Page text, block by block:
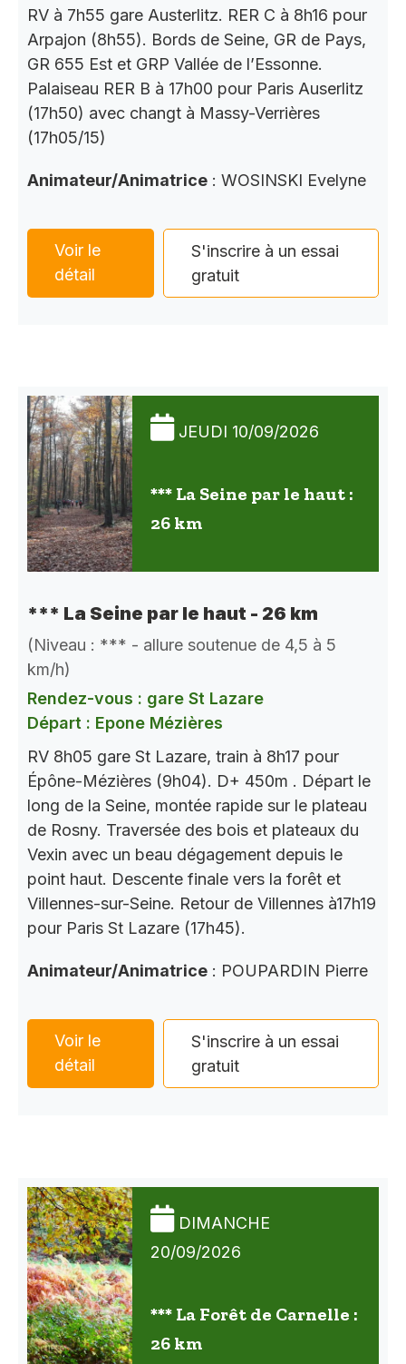
RV à 7h55 gare Austerlitz. RER C à 8h16 pour
Arpajon (8h55). Bords de Seine, GR de Pays,
GR 655 Est et GRP Vallée de l’Essonne.
Palaiseau RER B à 17h00 pour Paris Auserlitz
(17h50) avec changt à Massy-Verrières
(17h05/15)
Animateur/Animatrice : WOSINSKI Evelyne
Voir le
détail
S'inscrire à un essai
gratuit
JEUDI 10/09/2026
*** La Seine par le haut :
26 km
*** La Seine par le haut - 26 km
(Niveau : *** - allure soutenue de 4,5 à 5
km/h)
Rendez-vous : gare St Lazare
Départ : Epone Mézières
RV 8h05 gare St Lazare, train à 8h17 pour
Épône-Mézières (9h04). D+ 450m . Départ le
long de la Seine, montée rapide sur le plateau
de Rosny. Traversée des bois et plateaux du
Vexin avec un beau dégagement depuis le
point haut. Descente finale vers la forêt et
Villennes-sur-Seine. Retour de Villennes à17h19
pour Paris St Lazare (17h45).
Animateur/Animatrice : POUPARDIN Pierre
Voir le
détail
S'inscrire à un essai
gratuit
DIMANCHE
20/09/2026
*** La Forêt de Carnelle :
26 km